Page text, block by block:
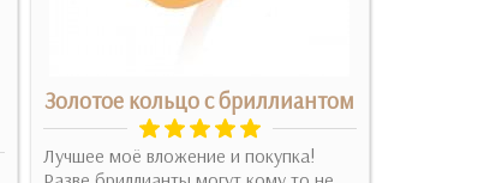
Золотое кольцо с бриллиантом
Лучшее моё вложение и покупка!